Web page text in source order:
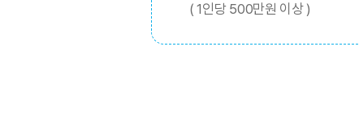
( 1인당 500만원 이상 )